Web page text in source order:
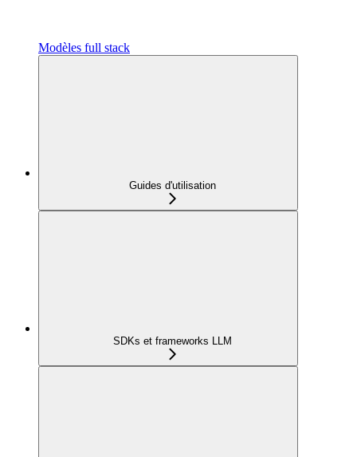
Modèles full stack
Guides d'utilisation
SDKs et frameworks LLM